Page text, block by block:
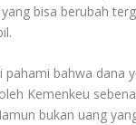
bisa berubah
pahami bahwa dana
Kemenkeu
bukan uang